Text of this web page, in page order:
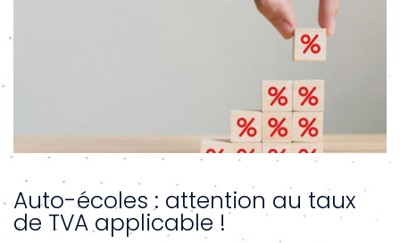
Auto-écoles : attention au taux
de TVA applicable !